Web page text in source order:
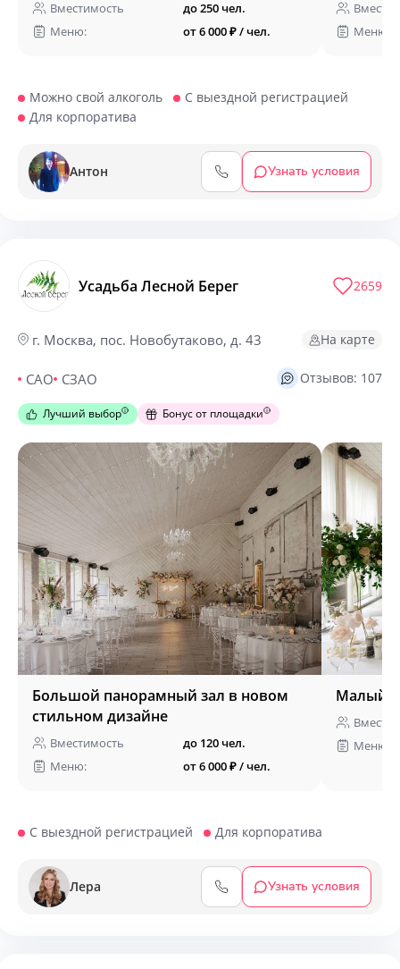
Вместимость
до 250 чел.
Меню:
от 6 000 ₽ / чел.
Меню:
Можно свой алкоголь
С выездной регистрацией
Для корпоратива
Антон Узнать условия
Усадьба Лесной Берег
г. Москва, пос. Новобутаково, д. 43
САО СЗАО
На карте
2659
Отзывов: 107
Бонус от площадки
Лучший выбор
Большой панорамный зал в новом
стильном дизайне
Вместимость
до 120 чел.
Меню:
от 6 000 ₽ / чел.
Малый
Меню:
С выездной регистрацией Для корпоратива
Лера Узнать условия